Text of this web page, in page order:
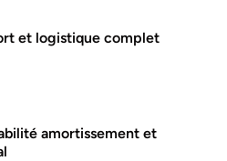
et logistique complet
amortissement et